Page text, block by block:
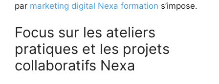
par marketing digital Nexa formation s’impose.
Focus sur les ateliers
pratiques et les projets
collaboratifs Nexa